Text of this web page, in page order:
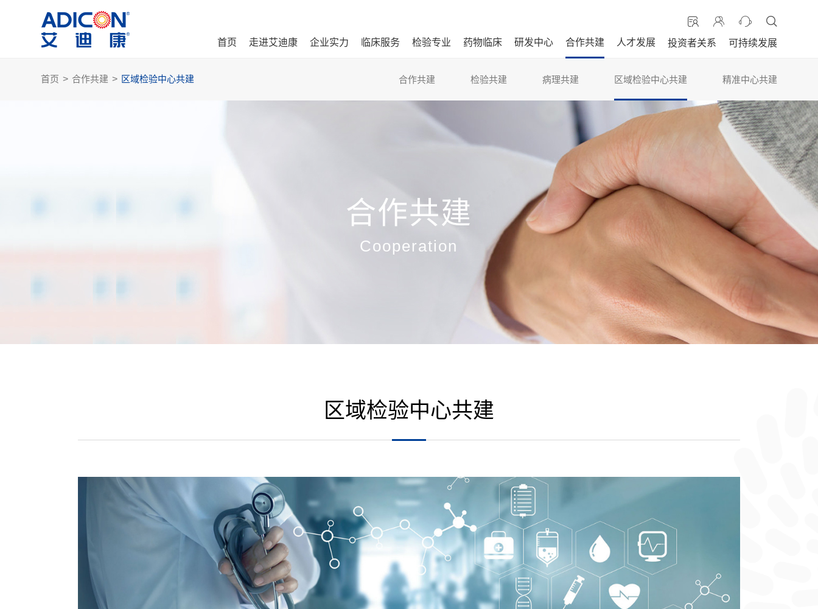
首页 走进艾迪康 企业实力 临床服务 检验专业 药物临床 研发中心 合作共建 人才发展 投资者关系 可持续发展
首页 > 合作共建 > 区域检验中心共建 合作共建 检验共建 病理共建 区域检验中心共建 精准中心共建
合作共建
Cooperation
区域检验中心共建